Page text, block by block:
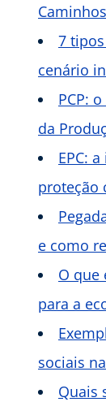
7
cenário
PCP:
da
EPC:
proteção
e como
O que
para a
sociais
Quais